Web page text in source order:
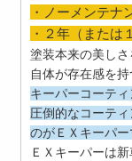
・ノーメンテナ
・２年（または
塗装本来の美し
自体が存在感を
キーパーコーテ
圧倒的なコーテ
のがＥＸキーパー
ＥＸキーパーは